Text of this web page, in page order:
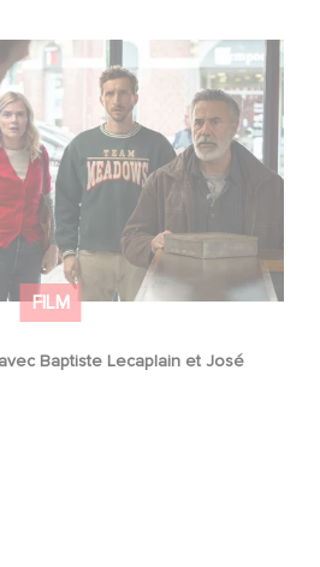
FILM
Baptiste Lecaplain et José
avec Baptiste Lecaplain et José